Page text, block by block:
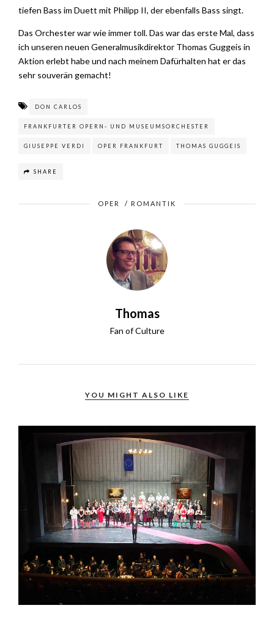
tiefen Bass im Duett mit Philipp II, der ebenfalls Bass singt.
Das Orchester war wie immer toll. Das war das erste Mal, dass
ich unseren neuen Generalmusikdirektor Thomas Guggeis in
Aktion erlebt habe und nach meinem Dafürhalten hat er das
sehr souverän gemacht!
DON CARLOS
FRANKFURTER OPERN- UND MUSEUMSORCHESTER
GIUSEPPE VERDI OPER FRANKFURT THOMAS GUGGEIS
SHARE
OPER / ROMANTIK
Thomas
Fan of Culture
YOU MIGHT ALSO LIKE